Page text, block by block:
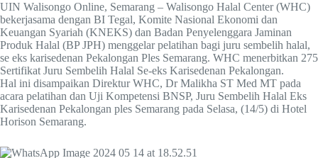
UIN Walisongo Online, Semarang – Walisongo Halal Center (WHC)
bekerjasama dengan BI Tegal, Komite Nasional Ekonomi dan
Keuangan Syariah (KNEKS) dan Badan Penyelenggara Jaminan
Produk Halal (BP JPH) menggelar pelatihan bagi juru sembelih halal,
se eks karisedenan Pekalongan Ples Semarang. WHC menerbitkan 275
Sertifikat Juru Sembelih Halal Se-eks Karisedenan Pekalongan.
Hal ini disampaikan Direktur WHC, Dr Malikha ST Med MT pada
acara pelatihan dan Uji Kompetensi BNSP, Juru Sembelih Halal Eks
Karisedenan Pekalongan ples Semarang pada Selasa, (14/5) di Hotel
Horison Semarang.